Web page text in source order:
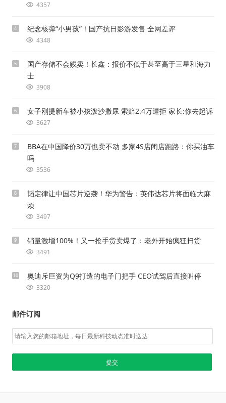
4357
4 纪念核弹“小男孩”！国产抗日影游发售 全网差评
4348
5
国产存储不会贱卖！长鑫：报价不低于甚至高于三星和海力
士
3908
6 女子刚提新车被小孩泼沙撒尿 索赔2.4万遭拒 家长:你去起诉
3627
7
BBA在中国降价30万也卖不动 多家4S店闭店跑路：你买油车
吗
3536
8
韬定律让中国芯片逆袭！华为警告：英伟达芯片将面临大麻
烦
3497
9 销量激增100%！又一抢手货卖爆了：老外开始疯狂扫货
3491
10 奥迪斥巨资为Q9打造的电子门把手 CEO试驾后直接叫停
3320
邮件订阅